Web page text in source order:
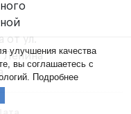
от ул.
Ленина
улучшения качества
вы соглашаетесь с
Подробнее